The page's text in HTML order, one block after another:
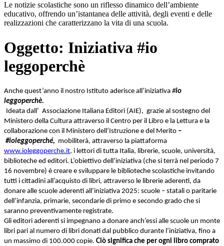
Le notizie scolastiche sono un riflesso dinamico dell’ambiente
educativo, offrendo un’istantanea delle attività, degli eventi e delle
realizzazioni che caratterizzano la vita di una scuola.
Oggetto: Iniziativa #io
leggoperchè
Anche quest’anno il nostro Istituto aderisce all’iniziativa #io
leggoperchè.
Ideata dall’ Associazione Italiana Editori (AIE), grazie al sostegno del
Ministero della Cultura attraverso il Centro per il Libro e la Lettura e la
collaborazione con il Ministero dell’Istruzione e del Merito –
#ioleggoperché, mobiliterà, attraverso la piattaforma
www.ioleggoperche.it, i lettori di tutta Italia, librerie, scuole, università,
biblioteche ed editori. L’obiettivo dell’iniziativa (che si terrà nel periodo 7
16 novembre) è creare e sviluppare le biblioteche scolastiche invitando
tutti i cittadini all’acquisto di libri, attraverso le librerie aderenti, da
donare alle scuole aderenti all’iniziativa 2025: scuole – statali o paritarie
dell’infanzia, primarie, secondarie di primo e secondo grado che si
saranno preventivamente registrate.
Gli editori aderenti si impegnano a donare anch’essi alle scuole un monte
libri pari al numero di libri donati dal pubblico durante l’iniziativa, fino a
un massimo di 100.000 copie. Ciò significa che per ogni libro comprato